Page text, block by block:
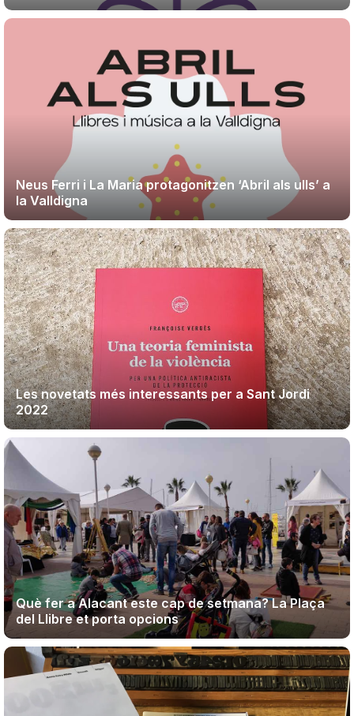
Neus Ferri i La Maria protagonitzen ‘Abril als ulls’ a
la Valldigna
Les novetats més interessants per a Sant Jordi
2022
Què fer a Alacant este cap de setmana? La Plaça
del Llibre et porta opcions